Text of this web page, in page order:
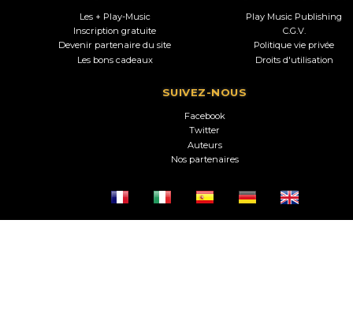
Les + Play-Music
Inscription gratuite
Devenir partenaire du site
Les bons cadeaux
Play Music Publishing
C.G.V.
Politique vie privée
Droits d'utilisation
SUIVEZ-NOUS
Facebook
Twitter
Auteurs
Nos partenaires